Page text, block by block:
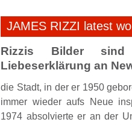
JAMES RIZZI latest
Rizzis Bilder
Liebeserklärung an
die Stadt, in der er 1950
immer wieder aufs Neue
1974 absolvierte er an der